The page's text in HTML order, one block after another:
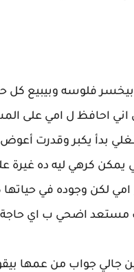
فلوسه وبيبيع كل
احافظ ل امي على
بدأ يكبر وقدرت أعوض
كرهي ليه ده غيرة
لكن وجوده في
مستعد اضحي ب اي
جواب من عمها